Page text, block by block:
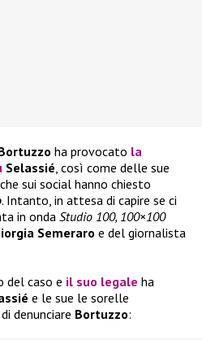
ha provocato la
Selassié, così come delle sue
che sui social hanno chiesto
. Intanto, in attesa di capire se ci
in onda Studio 100, 100×100
Semeraro e del giornalista
del caso e il suo legale ha
e le sue le sorelle
denunciare Bortuzzo: